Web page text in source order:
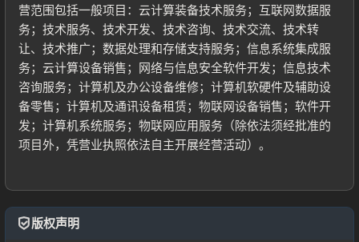
营范围包括一般项目：云计算装备技术服务；互联网数据服
务；技术服务、技术开发、技术咨询、技术交流、技术转
让、技术推广；数据处理和存储支持服务；信息系统集成服
务；云计算设备销售；网络与信息安全软件开发；信息技术
咨询服务；计算机及办公设备维修；计算机软硬件及辅助设
备零售；计算机及通讯设备租赁；物联网设备销售；软件开
发；计算机系统服务；物联网应用服务（除依法须经批准的
项目外，凭营业执照依法自主开展经营活动）。
版权声明
登录
没有账号？立即注册